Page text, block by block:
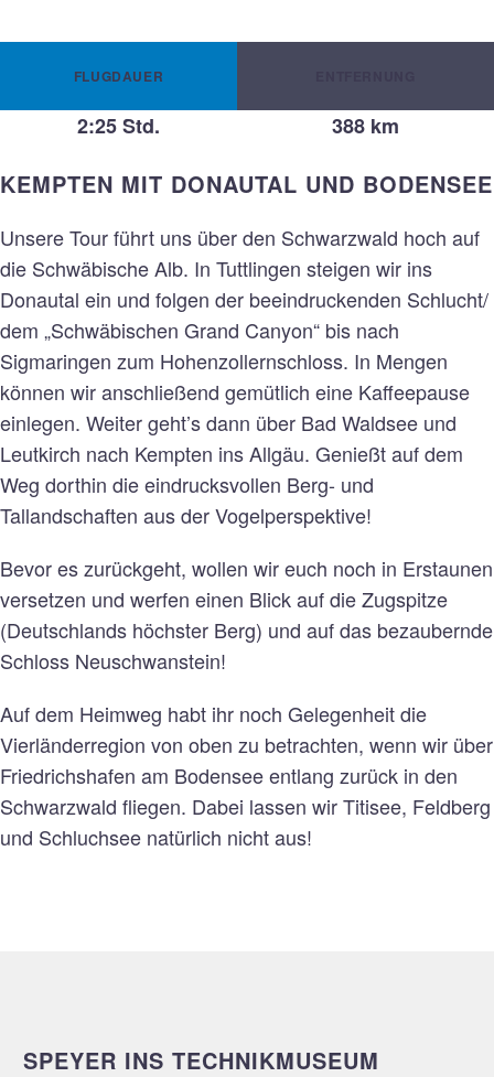
FLUGDAUER
2:25 Std. 388 km
KEMPTEN MIT DONAUTAL UND BODENSEE
Unsere Tour führt uns über den Schwarzwald hoch auf
die Schwäbische Alb. In Tuttlingen steigen wir ins
Donautal ein und folgen der beeindruckenden Schlucht/
dem „Schwäbischen Grand Canyon“ bis nach
Sigmaringen zum Hohenzollernschloss. In Mengen
können wir anschließend gemütlich eine Kaffeepause
einlegen. Weiter geht’s dann über Bad Waldsee und
Leutkirch nach Kempten ins Allgäu. Genießt auf dem
Weg dorthin die eindrucksvollen Berg- und
Tallandschaften aus der Vogelperspektive!
Bevor es zurückgeht, wollen wir euch noch in Erstaunen
versetzen und werfen einen Blick auf die Zugspitze
(Deutschlands höchster Berg) und auf das bezaubernde
Schloss Neuschwanstein!
Auf dem Heimweg habt ihr noch Gelegenheit die
Vierländerregion von oben zu betrachten, wenn wir über
Friedrichshafen am Bodensee entlang zurück in den
Schwarzwald fliegen. Dabei lassen wir Titisee, Feldberg
und Schluchsee natürlich nicht aus!
SPEYER INS TECHNIKMUSEUM